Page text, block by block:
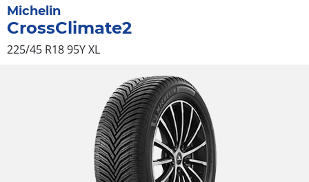
Michelin
CrossClimate2
225/45 R18 95YXL